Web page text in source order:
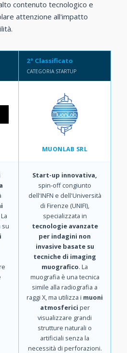
contenuto tecnologico e
attenzione all'impatto
su
2° Classificato
CATEGORIA STARTUP
MUONLAB SRL
Start-up innovativa,
spin-off congiunto
dell'INFN e dell'Università
di Firenze (UNIFI),
specializzata in
tecnologie avanzate
per indagini non
invasive basate su
tecniche di imaging
muografico. La
muografia è una tecnica
simile alla radiografia a
raggi X, ma utilizza i muoni
atmosferici per
visualizzare grandi
strutture naturali o
artificiali senza la
necessità di perforazioni.